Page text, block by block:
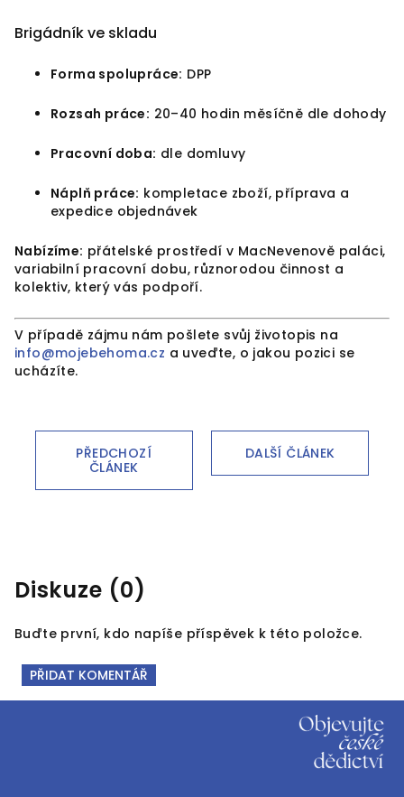
Brigádník ve skladu
Forma spolupráce: DPP
Rozsah práce: 20–40 hodin měsíčně dle dohody
Pracovní doba: dle domluvy
Náplň práce: kompletace zboží, příprava a
expedice objednávek
Nabízíme: přátelské prostředí v MacNevenově paláci,
variabilní pracovní dobu, různorodou činnost a
kolektiv, který vás podpoří.
V případě zájmu nám pošlete svůj životopis na
info@mojebehoma.cz a uveďte, o jakou pozici se
ucházíte.
PŘEDCHOZÍ
ČLÁNEK
DALŠÍ ČLÁNEK
Diskuze (0)
Buďte první, kdo napíše příspěvek k této položce.
PŘIDAT KOMENTÁŘ